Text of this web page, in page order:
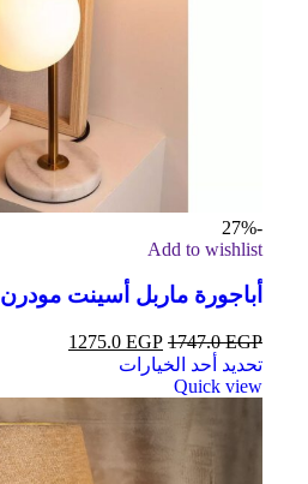
-27%
Add to wishlist
أباجورة ماربل أسينت مودرن
1747.0EGP
1275.0 EGP
تحديد أحد الخيارات
Quick view